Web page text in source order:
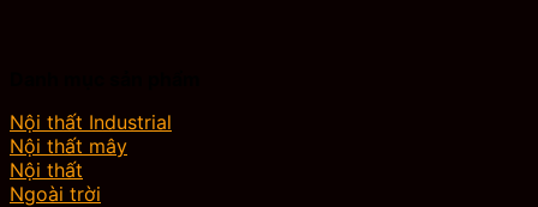
Nội thất Industrial
Nội thất mây
Nội thất
Ngoài trời